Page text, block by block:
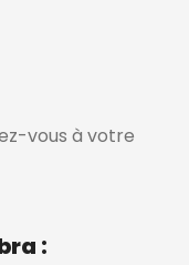
vous à votre
: